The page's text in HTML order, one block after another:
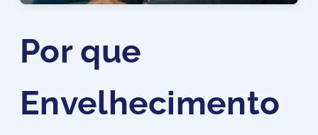
Por que
Envelhecimento